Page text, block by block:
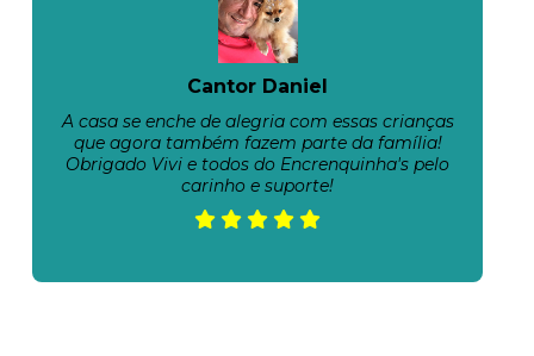
Cantor Daniel
A casa se enche de alegria com essas crianças
que agora também fazem parte da família!
Obrigado Vivi e todos do Encrenquinha's pelo
carinho e suporte!